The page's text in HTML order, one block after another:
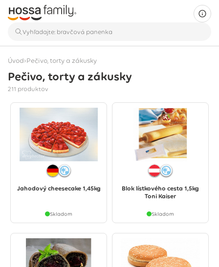
Úvod›Pečivo, torty a zákusky
Pečivo, torty a zákusky
211 produktov
Jahodový cheesecake 1,45kg
Skladom
Blok lístkového cesta 1,5kg
Toni Kaiser
Skladom